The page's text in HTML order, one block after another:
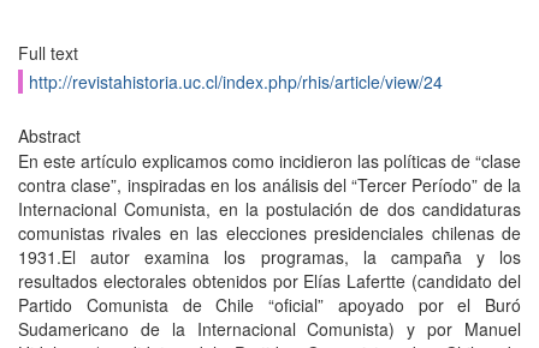
Full text
http://revistahistoria.uc.cl/index.php/rhis/article/view/24
Abstract
En este artículo explicamos como incidieron las políticas de “clase
contra clase”, inspiradas en los análisis del “Tercer Período” de la
Internacional Comunista, en la postulación de dos candidaturas
comunistas rivales en las elecciones presidenciales chilenas de
1931.El autor examina los programas, la campaña y los
resultados electorales obtenidos por Elías Lafertte (candidato del
Partido Comunista de Chile “oficial” apoyado por el Buró
Sudamericano de la Internacional Comunista) y por Manuel